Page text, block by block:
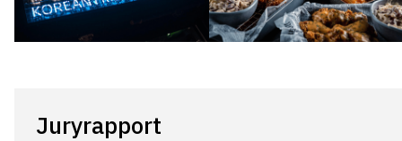
Juryrapport